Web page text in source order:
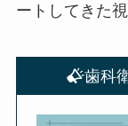
ートしてきた
歯科